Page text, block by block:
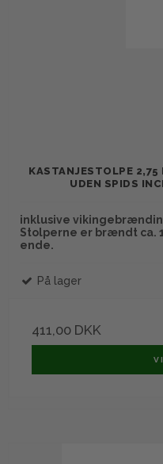
KASTANJESTOLPE
UDEN SPIDS
inklusive
Stolperne er brændt ca.
ende.
På lager
411,00 DKK